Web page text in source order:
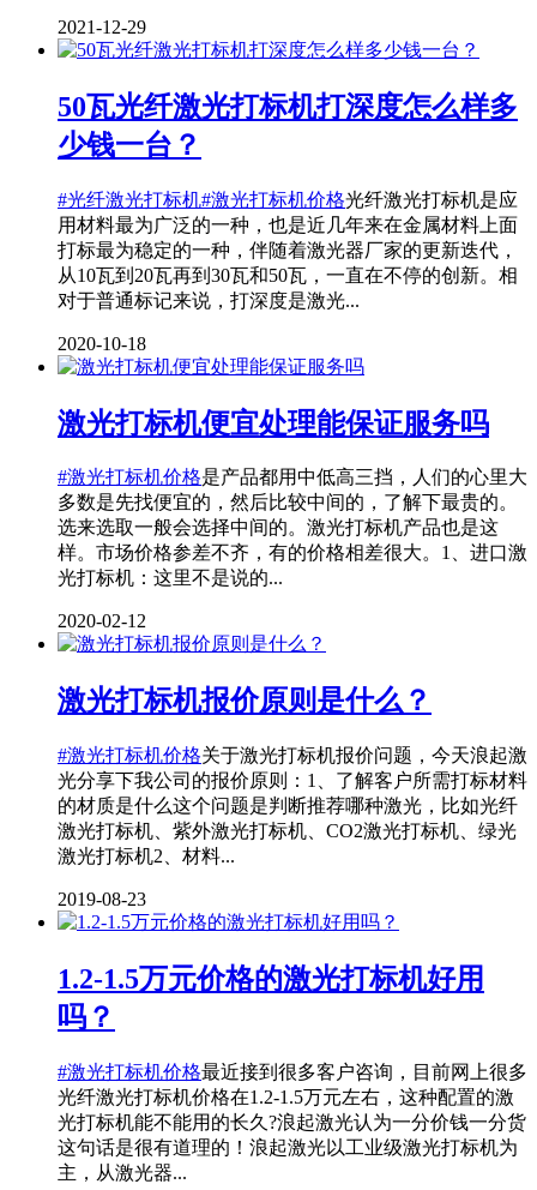
2021-12-29
50瓦光纤激光打标机打深度怎么样多
少钱一台？
#光纤激光打标机#激光打标机价格光纤激光打标机是应
用材料最为广泛的一种，也是近几年来在金属材料上面
打标最为稳定的一种，伴随着激光器厂家的更新迭代，
从10瓦到20瓦再到30瓦和50瓦，一直在不停的创新。相
对于普通标记来说，打深度是激光...
2020-10-18
激光打标机便宜处理能保证服务吗
#激光打标机价格是产品都用中低高三挡，人们的心里大
多数是先找便宜的，然后比较中间的，了解下最贵的。
选来选取一般会选择中间的。激光打标机产品也是这
样。市场价格参差不齐，有的价格相差很大。1、进口激
光打标机：这里不是说的...
2020-02-12
激光打标机报价原则是什么？
#激光打标机价格关于激光打标机报价问题，今天浪起激
光分享下我公司的报价原则：1、了解客户所需打标材料
的材质是什么这个问题是判断推荐哪种激光，比如光纤
激光打标机、紫外激光打标机、CO2激光打标机、绿光
激光打标机2、材料...
2019-08-23
1.2-1.5万元价格的激光打标机好用
吗？
#激光打标机价格最近接到很多客户咨询，目前网上很多
光纤激光打标机价格在1.2-1.5万元左右，这种配置的激
光打标机能不能用的长久?浪起激光认为一分价钱一分货
这句话是很有道理的！浪起激光以工业级激光打标机为
主，从激光器...